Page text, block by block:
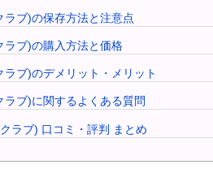
ラブ)の保存方法と注意点
ラブ)の購入方法と価格
ブ)のデメリット・メリット
ブ)に関するよくある質問
ラブ) 口コミ・評判 まとめ